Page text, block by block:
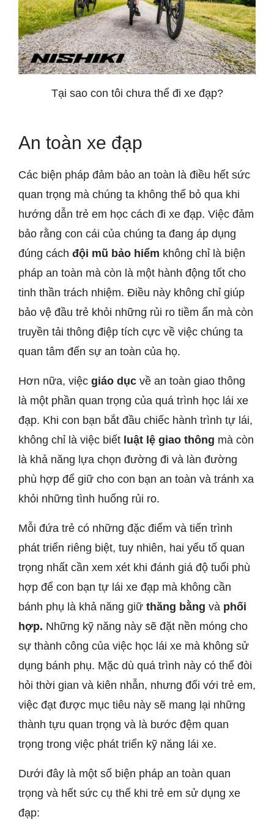
Tại sao con tôi chưa thể đi xe đạp?
An toàn xe đạp
Các biện pháp đảm bảo an toàn là điều hết sức
quan trọng mà chúng ta không thể bỏ qua khi
hướng dẫn trẻ em học cách đi xe đạp. Việc đảm
bảo rằng con cái của chúng ta đang áp dụng
đúng cách đội mũ bảo hiểm không chỉ là biện
pháp an toàn mà còn là một hành động tốt cho
tinh thần trách nhiệm. Điều này không chỉ giúp
bảo vệ đầu trẻ khỏi những rủi ro tiềm ẩn mà còn
truyền tải thông điệp tích cực về việc chúng ta
quan tâm đến sự an toàn của họ.
Hơn nữa, việc giáo dục về an toàn giao thông
là một phần quan trọng của quá trình học lái xe
đạp. Khi con bạn bắt đầu chiếc hành trình tự lái,
không chỉ là việc biết luật lệ giao thông mà còn
là khả năng lựa chọn đường đi và làn đường
phù hợp để giữ cho con bạn an toàn và tránh xa
khỏi những tình huống rủi ro.
Mỗi đứa trẻ có những đặc điểm và tiến trình
phát triển riêng biệt, tuy nhiên, hai yếu tố quan
trọng nhất cần xem xét khi đánh giá độ tuổi phù
hợp để con bạn tự lái xe đạp mà không cần
bánh phụ là khả năng giữ thăng bằng và phối
hợp. Những kỹ năng này sẽ đặt nền móng cho
sự thành công của việc học lái xe mà không sử
dụng bánh phụ. Mặc dù quá trình này có thể đòi
hỏi thời gian và kiên nhẫn, nhưng đối với trẻ em,
việc đạt được mục tiêu này sẽ mang lại những
thành tựu quan trọng và là bước đệm quan
trọng trong việc phát triển kỹ năng lái xe.
Dưới đây là một số biện pháp an toàn quan
trọng và hết sức cụ thể khi trẻ em sử dụng xe
đạp: